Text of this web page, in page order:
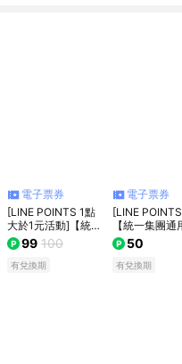
電子票券
[LINE POINTS 1點
大於1元活動]【統一
集團通用】 100元
7-ELEVEN數位商品
禮券 喜客券(輸入序
99 100
有兌換期
電子票券
[LINE
【統一集團通
50元 7-
位商品禮券 喜
(輸入序號後
50
有兌換期